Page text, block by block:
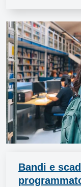
Bandi e